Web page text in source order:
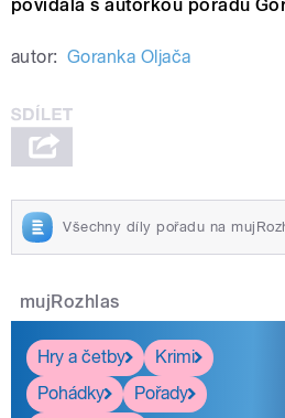
povídala s autorkou pořadu
autor: Goranka Oljača
Všechny díly pořadu na
mujRozhlas
Hry a četby
Krimi
Pohádky
Pořady